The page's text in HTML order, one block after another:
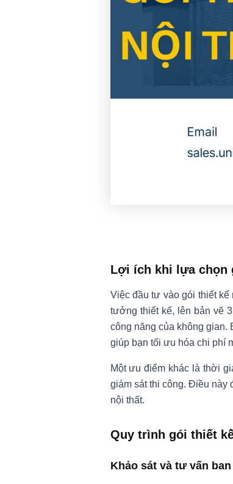
Lợi ích khi lựa chọn
Việc đầu tư vào gói thiết
tưởng thiết kế, lên bản vẽ
công năng của không gian.
giúp bạn tối ưu hóa chi phí
Một ưu điểm khác là thời
giám sát thi công. Điều này
nội thất.
Quy trình gói thiết
Khảo sát và tư vấn ban